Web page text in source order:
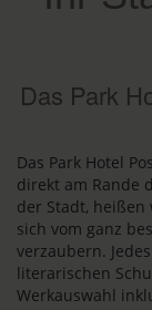
Das Park
Das Park Hotel
direkt am Rande
der Stadt, heißen
sich vom ganz
verzaubern.
literarischen
Werkauswahl